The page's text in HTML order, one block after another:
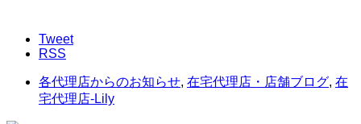
Tweet
RSS
各代理店からのお知らせ, 在宅代理店・店舗ブログ, 在
宅代理店-Lily